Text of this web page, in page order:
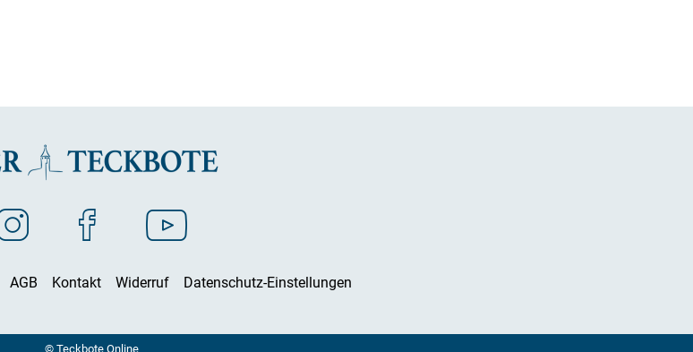
AGB Kontakt Widerruf Datenschutz-Einstellungen
© Teckbote Online